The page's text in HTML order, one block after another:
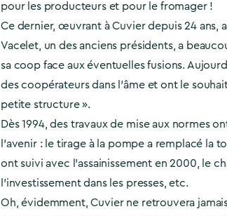
pour les producteurs et pour le fromager !
Ce dernier, œuvrant à Cuvier depuis 24 ans,
Vacelet, un des anciens présidents, a
sa coop face aux éventuelles fusions.
des coopérateurs dans l’âme et ont le
petite structure ».
Dès 1994, des travaux de mise aux normes
l’avenir : le tirage à la pompe a remplacé la
ont suivi avec l’assainissement en 2000, le
l’investissement dans les presses, etc.
Oh, évidemment, Cuvier ne retrouvera